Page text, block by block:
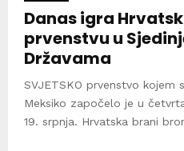
Danas igra
prvenstvu u
Državama
SVJETSKO prvenstvo kojem
Meksiko započelo je u
19. srpnja. Hrvatska brani